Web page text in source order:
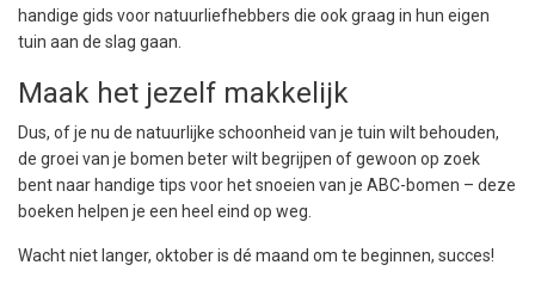
handige gids voor natuurliefhebbers die ook graag in hun eigen
tuin aan de slag gaan.
Maak het jezelf makkelijk
Dus, of je nu de natuurlijke schoonheid van je tuin wilt behouden,
de groei van je bomen beter wilt begrijpen of gewoon op zoek
bent naar handige tips voor het snoeien van je ABC-bomen – deze
boeken helpen je een heel eind op weg.
Wacht niet langer, oktober is dé maand om te beginnen, succes!